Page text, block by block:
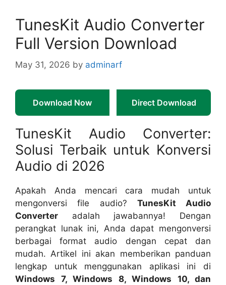
TunesKit Audio Converter
Full Version Download
May 31, 2026 by adminarf
Download Now Direct Download
TunesKit Audio Converter:
Solusi Terbaik untuk Konversi
Audio di 2026
Apakah Anda mencari cara mudah untuk
mengonversi file audio? TunesKit Audio
Converter adalah jawabannya! Dengan
perangkat lunak ini, Anda dapat mengonversi
berbagai format audio dengan cepat dan
mudah. Artikel ini akan memberikan panduan
lengkap untuk menggunakan aplikasi ini di
Windows 7, Windows 8, Windows 10, dan